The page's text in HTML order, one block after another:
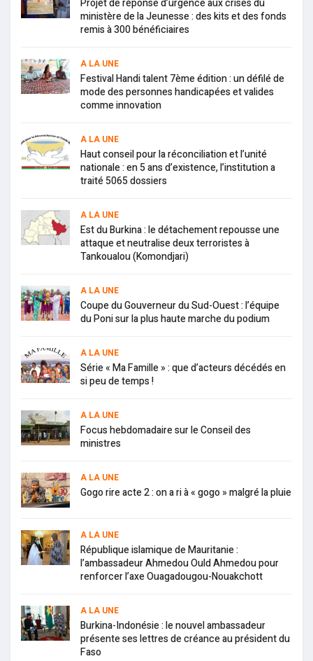
Projet de réponse d’urgence aux crises du
ministère de la Jeunesse : des kits et des fonds
remis à 300 bénéficiaires
A LA UNE
Festival Handi talent 7ème édition : un défilé de
mode des personnes handicapées et valides
comme innovation
A LA UNE
Haut conseil pour la réconciliation et l’unité
nationale : en 5 ans d’existence, l’institution a
traité 5065 dossiers
A LA UNE
Est du Burkina : le détachement repousse une
attaque et neutralise deux terroristes à
Tankoualou (Komondjari)
A LA UNE
Coupe du Gouverneur du Sud-Ouest : l’équipe
du Poni sur la plus haute marche du podium
A LA UNE
Série « Ma Famille » : que d’acteurs décédés en
si peu de temps !
A LA UNE
Focus hebdomadaire sur le Conseil des
ministres
A LA UNE
Gogo rire acte 2 : on a ri à « gogo » malgré la pluie
A LA UNE
République islamique de Mauritanie :
l’ambassadeur Ahmedou Ould Ahmedou pour
renforcer l’axe Ouagadougou-Nouakchott
A LA UNE
Burkina-Indonésie : le nouvel ambassadeur
présente ses lettres de créance au président du
Faso